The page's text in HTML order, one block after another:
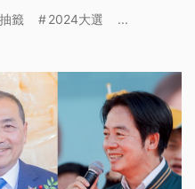
籤 2024大選 ...